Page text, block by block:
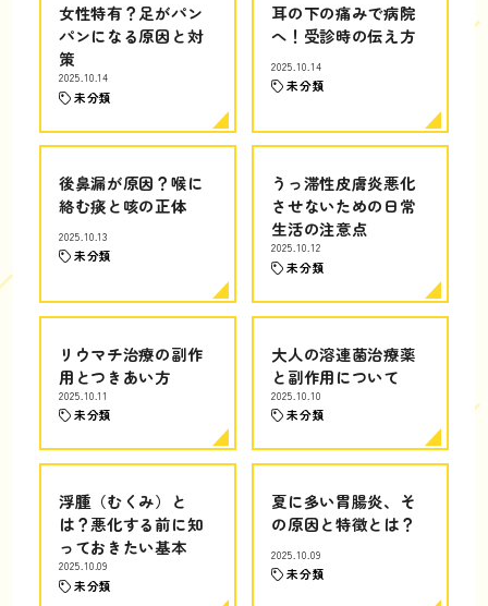
女性特有？足がパン
パンになる原因と対
策
2025.10.14
未分類
耳の下の痛みで病院
へ！受診時の伝え方
2025.10.14
未分類
後鼻漏が原因？喉に
絡む痰と咳の正体
2025.10.13
未分類
うっ滞性皮膚炎悪化
させないための日常
生活の注意点
2025.10.12
未分類
リウマチ治療の副作
用とつきあい方
2025.10.11
未分類
大人の溶連菌治療薬
と副作用について
2025.10.10
未分類
浮腫（むくみ）と
は？悪化する前に知
っておきたい基本
2025.10.09
未分類
夏に多い胃腸炎、そ
の原因と特徴とは？
2025.10.09
未分類